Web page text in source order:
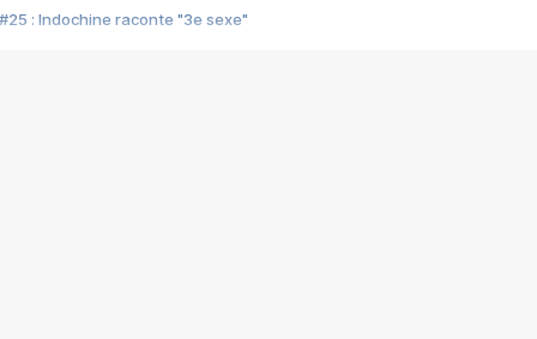
#25 : Indochine raconte "3e sexe"